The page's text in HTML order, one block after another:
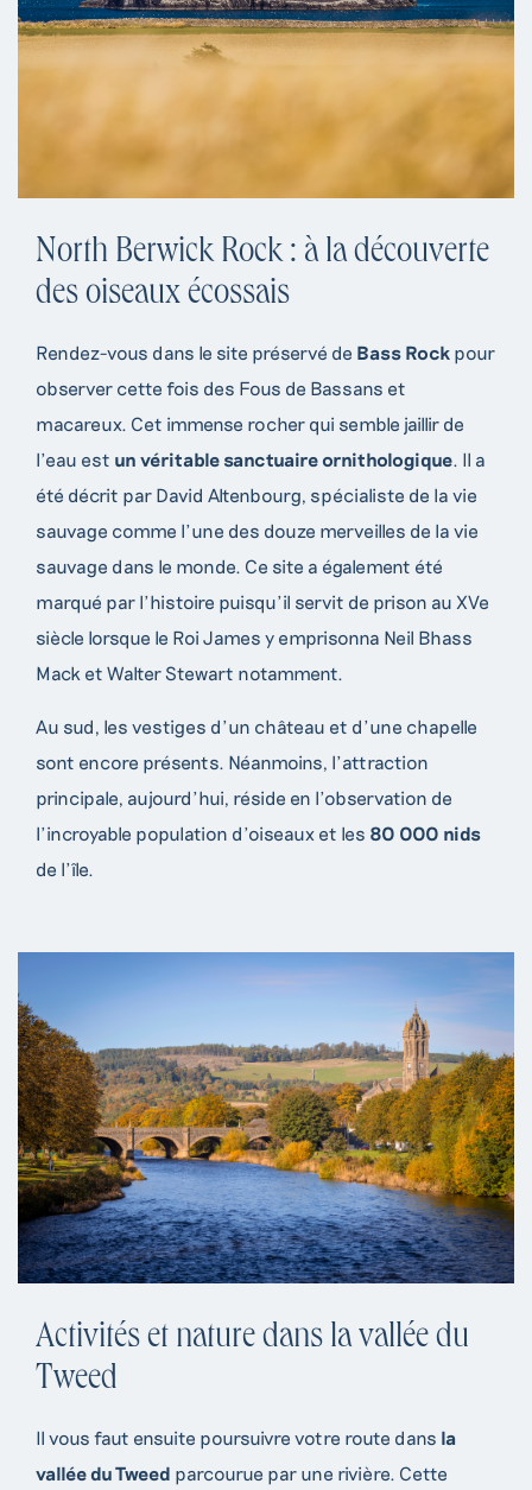
North Berwick Rock : à la découverte
des oiseaux écossais
Rendez-vous dans le site préservé de Bass Rock pour
observer cette fois des Fous de Bassans et
macareux. Cet immense rocher qui semble jaillir de
l’eau est un véritable sanctuaire ornithologique. Il a
été décrit par David Altenbourg, spécialiste de la vie
sauvage comme l’une des douze merveilles de la vie
sauvage dans le monde. Ce site a également été
marqué par l’histoire puisqu’il servit de prison au XVe
siècle lorsque le Roi James y emprisonna Neil Bhass
Mack et Walter Stewart notamment.
Au sud, les vestiges d’un château et d’une chapelle
sont encore présents. Néanmoins, l’attraction
principale, aujourd’hui, réside en l’observation de
l’incroyable population d’oiseaux et les 80 000 nids
de l’île.
Activités et nature dans la vallée du
Tweed
Il vous faut ensuite poursuivre votre route dans la
vallée du Tweed parcourue par une rivière. Cette